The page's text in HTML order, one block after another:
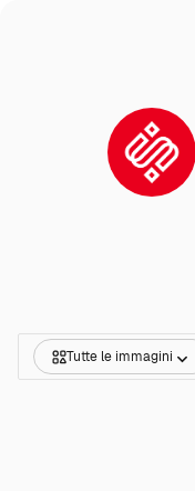
Tutte le immagini